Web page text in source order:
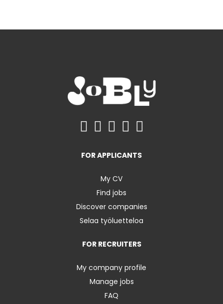
FOR APPLICANTS
My CV
Find jobs
Discover companies
Selaa työluetteloa
FOR RECRUITERS
My company profile
Manage jobs
FAQ